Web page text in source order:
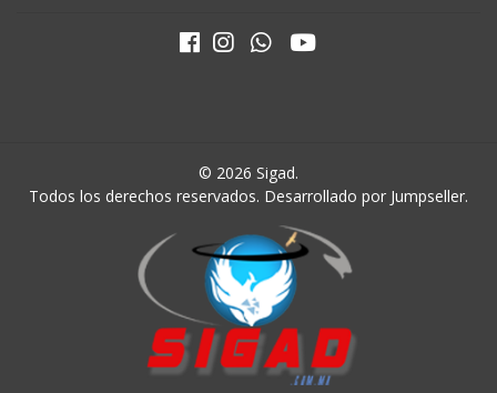
© 2026 Sigad.
Todos los derechos reservados. Desarrollado por Jumpseller.